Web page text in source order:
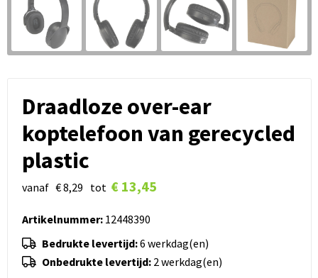
Draadloze over-ear
koptelefoon van gerecycled
plastic
vanaf € 8,29 tot € 13,45
Artikelnummer:12448390
Bedrukte levertijd:6 werkdag(en)
Onbedrukte levertijd: 2 werkdag(en)